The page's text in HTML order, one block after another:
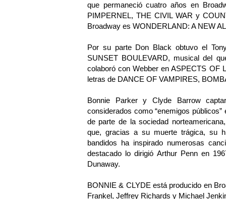
que permaneció cuatro años en
PIMPERNEL, THE CIVIL WAR y
Broadway es WONDERLAND: A NEW
Por su parte Don Black obtuvo el
SUNSET BOULEVARD, musical del
colaboró con Webber en ASPECTS OF
letras de DANCE OF VAMPIRES,
Bonnie Parker y Clyde Barrow
considerados como “enemigos
de parte de la sociedad
que, gracias a su muerte trágica, su
bandidos ha inspirado numerosas
destacado lo dirigió Arthur Penn en
Dunaway.
BONNIE & CLYDE está producido en
Frankel, Jeffrey Richards y Michael